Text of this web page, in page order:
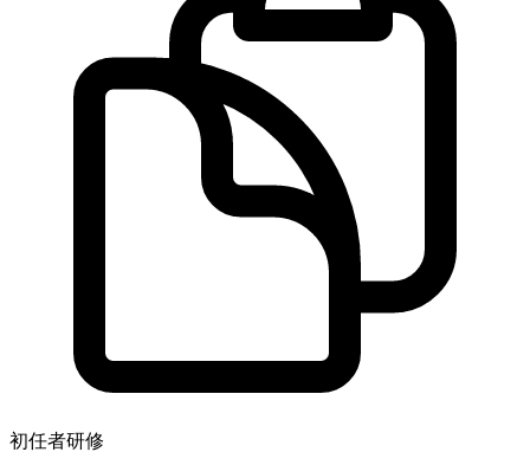
初任者研修